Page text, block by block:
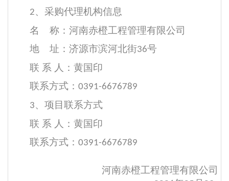
2、采购代理机构信息
名
称：河南赤橙工程管理有限公司
地
址：济源市滨河北街36号
联 系 人：黄国印
联系方式： 0391-6676789
3、项目联系方式
联 系 人：黄国印
联系方式： 0391-6676789
河南赤橙工程管理有限公司